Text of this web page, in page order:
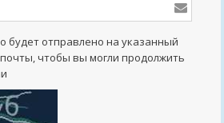
будет отправлено на указанный
чтобы вы могли продолжить